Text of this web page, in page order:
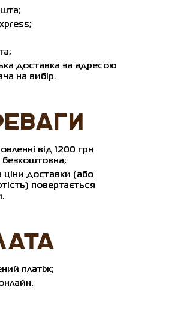
доставка за адресою
на вибір.
від 1200 грн
безкоштовна;
ціни доставки (або
повертається
платіж;